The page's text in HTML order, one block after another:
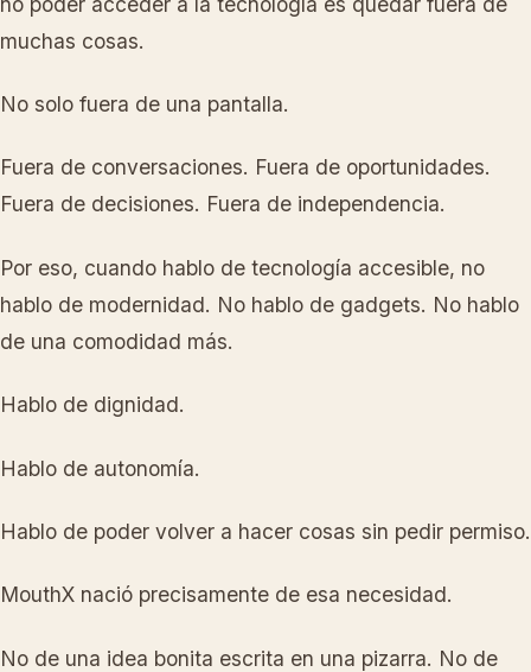
muchas cosas.
No solo fuera de una pantalla.
Fuera de conversaciones. Fuera de oportunidades.
Fuera de decisiones. Fuera de independencia.
Por eso, cuando hablo de tecnología accesible, no
hablo de modernidad. No hablo de gadgets. No hablo
de una comodidad más.
Hablo de dignidad.
Hablo de autonomía.
Hablo de poder volver a hacer cosas sin pedir permiso.
MouthX nació precisamente de esa necesidad.
No de una idea bonita escrita en una pizarra. No de